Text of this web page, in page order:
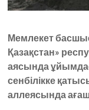
Мемлекет
Қазақстан»
аясында
сенбілікке
аллеясында